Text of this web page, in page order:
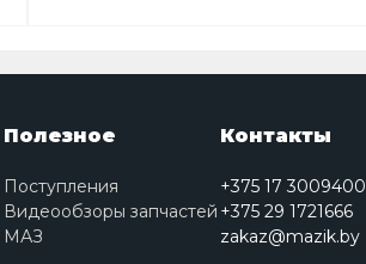
Полезное
Поступления
Видеообзоры запчастей
МАЗ
Контакты
+375 17 3009400
+375 29 1721666
zakaz@mazik.by